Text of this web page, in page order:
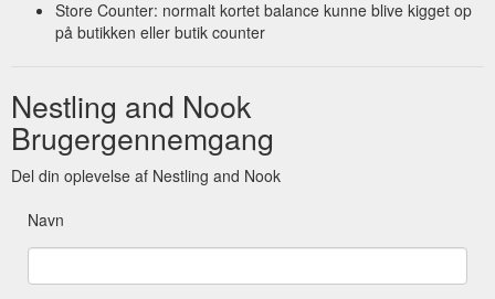
Store Counter: normalt kortet balance kunne blive kigget op
på butikken eller butik counter
Nestling and Nook
Brugergennemgang
Del din oplevelse af Nestling and Nook
Navn